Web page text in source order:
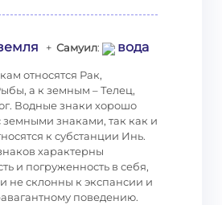
+ Самуил: вода
относятся Рак,
а к земным – Телец,
Водные знаки хорошо
земными знаками, так как и
к субстанции Инь.
характерны
и погруженность в себя,
не склонны к экспансии и
поведению.